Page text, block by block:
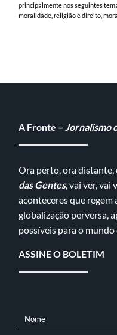
principalmente nos seguintes
moralidade, religião e direito,
A Fronte – Jornalismo
Ora perto, ora distante,
das Gentes, vai ver, vai
aconteceres que regem
globalização perversa,
possíveis para o
ASSINE O BOLETIM
NOME
Nome